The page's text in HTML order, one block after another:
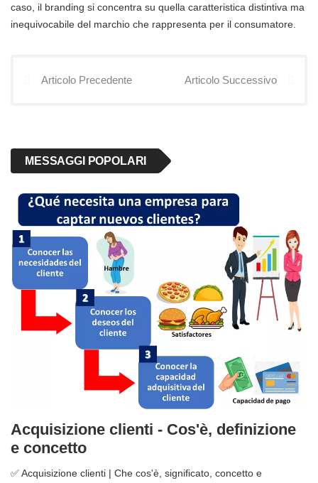
caso, il branding si concentra su quella caratteristica distintiva ma
inequivocabile del marchio che rappresenta per il consumatore.
Articolo Precedente Articolo Successivo
MESSAGGI POPOLARI
Acquisizione clienti - Cos'è, definizione
e concetto
✅ Acquisizione clienti | Che cos'è, significato, concetto e